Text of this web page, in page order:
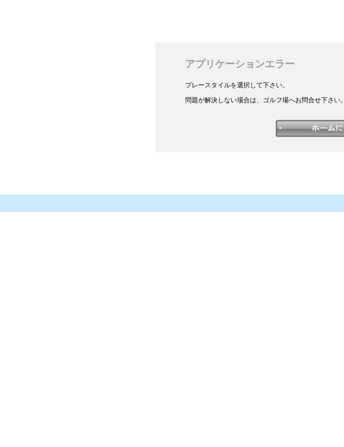
アプリケーションエラー
プレースタイルを選択して下さい。
問題が解決しない場合は、ゴルフ場へお問合せ下さい。